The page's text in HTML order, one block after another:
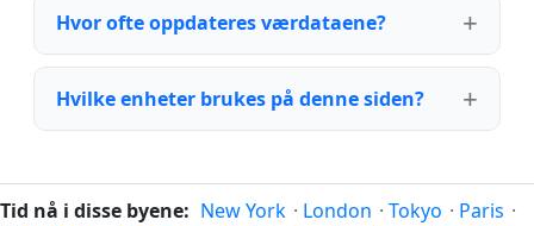
Hvor ofte oppdateres værdataene?
Hvilke enheter brukes på denne siden?
Tid nå i disse byene: New York · London · Tokyo · Paris ·